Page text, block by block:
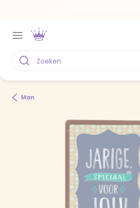
Man